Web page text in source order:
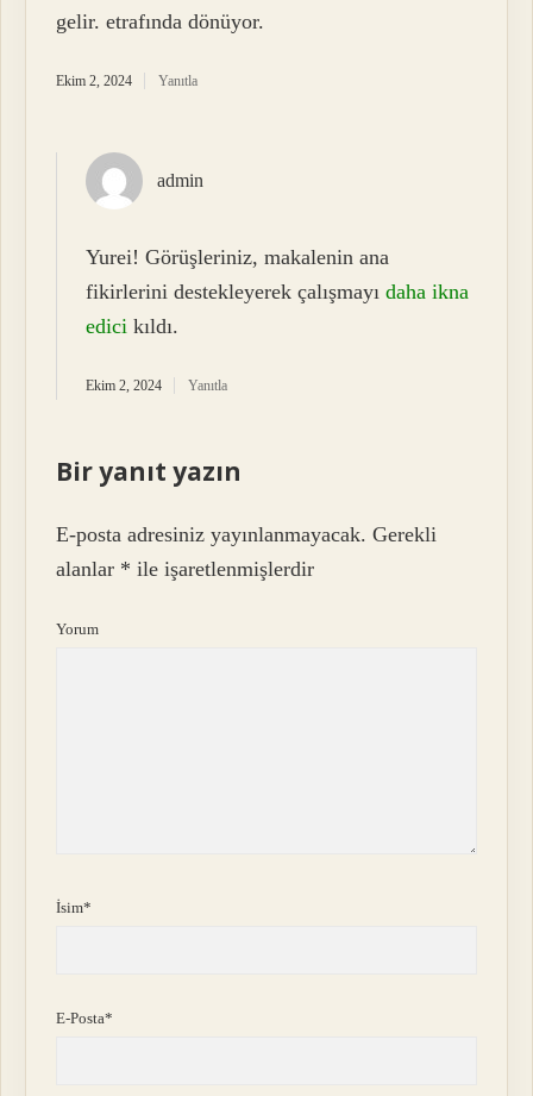
gelir. etrafında dönüyor.
Ekim 2, 2024 Yanıtla
admin
Yurei! Görüşleriniz, makalenin ana
fikirlerini destekleyerek çalışmayıdaha ikna
edici kıldı.
Ekim 2, 2024 Yanıtla
Bir yanıt yazın
E-posta adresiniz yayınlanmayacak. Gerekli
alanlar * ile işaretlenmişlerdir
Yorum
İsim*
E-Posta*